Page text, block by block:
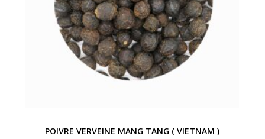
POIVRE VERVEINE MANG TANG ( VIETNAM )